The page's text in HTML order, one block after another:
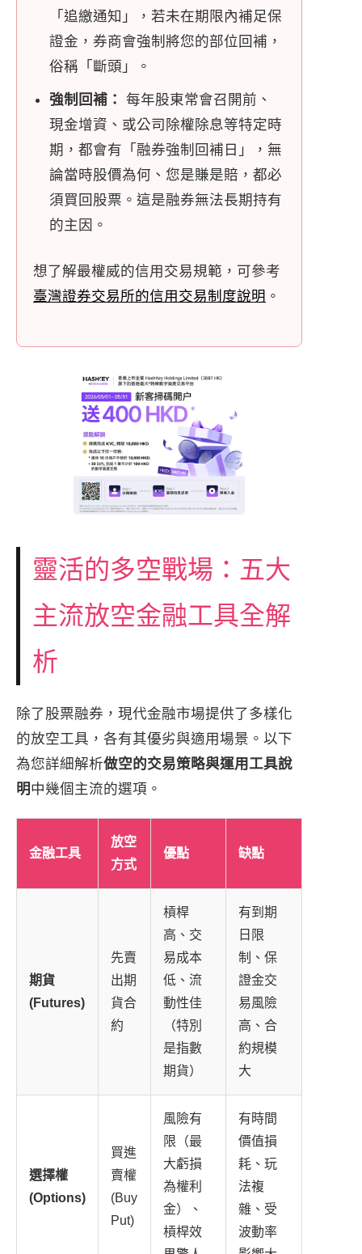
「追繳通知」，若未在期限內補足保
證金，券商會強制將您的部位回補，
俗稱「斷頭」。
強制回補： 每年股東常會召開前、
現金增資、或公司除權除息等特定時
期，都會有「融券強制回補日」，無
論當時股價為何、您是賺是賠，都必
須買回股票。這是融券無法長期持有
的主因。
想了解最權威的信用交易規範，可參考
臺灣證券交易所的信用交易制度說明 。
靈活的多空戰場：五大
主流放空金融工具全解
析
除了股票融券，現代金融市場提供了多樣化
的放空工具，各有其優劣與適用場景。以下
為您詳細解析做空的交易策略與運用工具說
明 中幾個主流的選項。
金融工具
放空
方式
優點 缺點
期貨
(Futures)
先賣
出期
貨合
約
槓桿
高、交
易成本
低、流
動性佳
（特別
是指數
期貨）
有到期
日限
制、保
證金交
易風險
高、合
約規模
大
選擇權
(Options)
買進
賣權
(Buy
Put)
風險有
限（最
大虧損
為權利
金）、
槓桿效
有時間
價值損
耗、玩
法複
雜、受
波動率